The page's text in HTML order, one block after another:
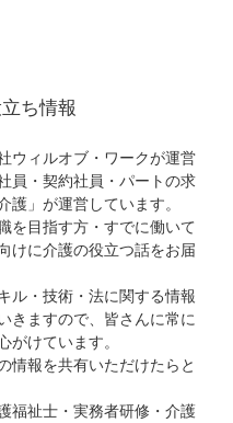
ち情報
ウィルオブ・ワークが運営
員・契約社員・パートの求
護」が運営しています。
を目指す方・すでに働いて
けに介護の役立つ話をお届
ル・技術・法に関する情報
きますので、皆さんに常に
がけています。
情報を共有いただけたらと
福祉士・実務者研修・介護